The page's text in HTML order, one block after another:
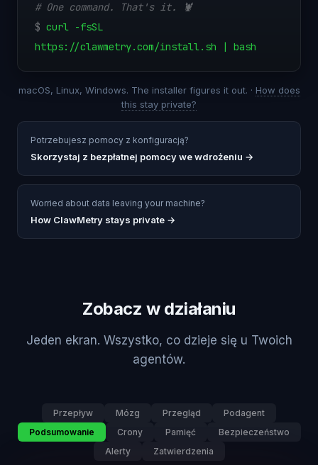
# One command. That's it. 🦞
$ curl -fsSL
https://clawmetry.com/install.sh | bash
macOS, Linux, Windows. The installer figures it out. · How does
this stay private?
Potrzebujesz pomocy z konfiguracją?
Skorzystaj z bezpłatnej pomocy we wdrożeniu →
Worried about data leaving your machine?
How ClawMetry stays private →
Zobacz w działaniu
Jeden ekran. Wszystko, co dzieje się u Twoich
agentów.
Przepływ Mózg Przegląd
Podagent
Podsumowanie
Crony Pamięć
Bezpieczeństwo
Alerty
Zatwierdzenia